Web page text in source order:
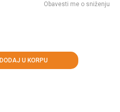
Obavesti me o sniženju
DODAJ U KORPU